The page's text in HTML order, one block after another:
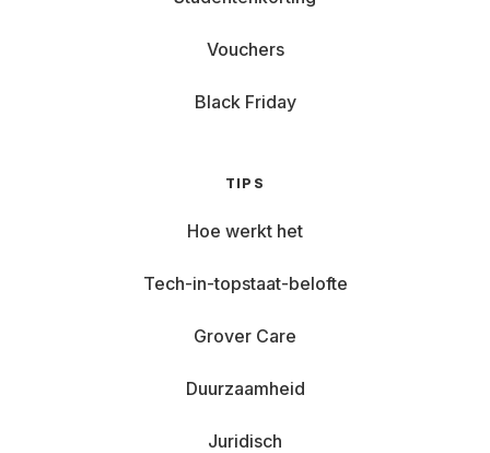
Vouchers
Black Friday
TIPS
Hoe werkt het
Tech-in-topstaat-belofte
Grover Care
Duurzaamheid
Juridisch